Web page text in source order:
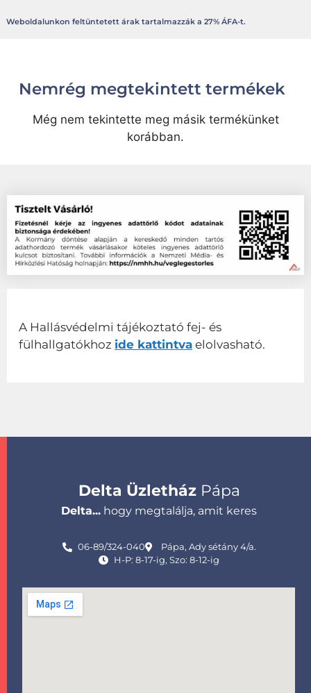
Weboldalunkon feltüntetett árak tartalmazzák a 27% ÁFA-t.
Nemrég megtekintett termékek
Még nem tekintette meg másik termékünket
korábban.
A Hallásvédelmi tájékoztató fej- és
fülhallgatókhoz ide kattintva elolvasható.
Delta ÜzletházPápa
Delta... hogy megtalálja, amit keres
06-89/324-040
Pápa, Ady sétány 4/a.
H-P: 8-17-ig, Szo: 8-12-ig